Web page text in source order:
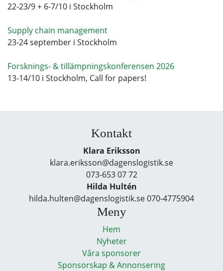
22-23/9 + 6-7/10 i Stockholm
Supply chain management
23-24 september i Stockholm
Forsknings- & tillämpningskonferensen 2026
13-14/10 i Stockholm, Call for papers!
Kontakt
Klara Eriksson
klara.eriksson@dagenslogistik.se
073-653 07 72
Hilda Hultén
hilda.hulten@dagenslogistik.se 070-4775904
Meny
Hem
Nyheter
Våra sponsorer
Sponsorskap & Annonsering